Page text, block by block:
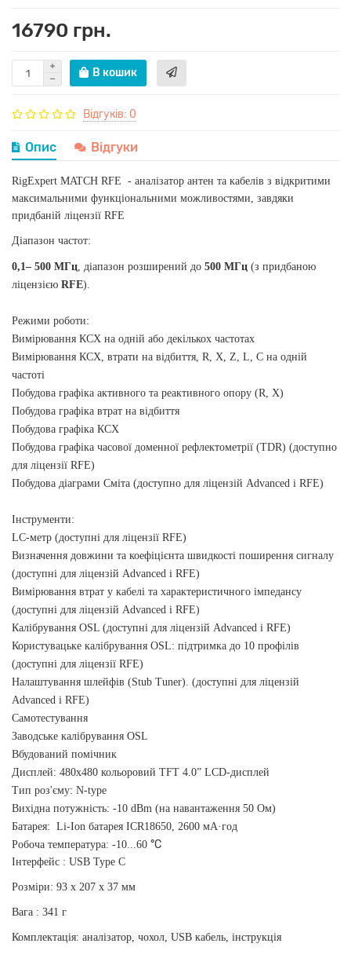
16790 грн.
В кошик
Відгуків: 0
Опис Відгуки
RigExpert MATCH RFE - аналізатор антен та кабелів з відкритими
максимальними функціональними можливостями, завдяки
придбаній ліцензії RFE
Діапазон частот:
0,1– 500 МГц, діапазон розширений до 500 МГц (з придбаною
ліцензією RFE).
Режими роботи:
Вимірювання КСХ на одній або декількох частотах
Вимірювання КСХ, втрати на відбиття, R, X, Z, L, C на одній
частоті
Побудова графіка активного та реактивного опору (R, X)
Побудова графіка втрат на відбиття
Побудова графіка КСХ
Побудова графіка часової доменної рефлектометрії (TDR) (доступно
для ліцензії RFE)
Побудова діаграми Сміта (доступно для ліцензій Advanced і RFE)
Інструменти:
LC-метр (доступні для ліцензії RFE)
Визначення довжини та коефіцієнта швидкості поширення сигналу
(доступні для ліцензій Advanced і RFE)
Вимірювання втрат у кабелі та характеристичного імпедансу
(доступні для ліцензій Advanced і RFE)
Калібрування OSL (доступні для ліцензій Advanced і RFE)
Користувацьке калібрування OSL: підтримка до 10 профілів
(доступні для ліцензії RFE)
Налаштування шлейфів (Stub Tuner). (доступні для ліцензій
Advanced і RFE)
Самотестування
Заводське калібрування OSL
Вбудований помічник
Дисплей: 480x480 кольоровий TFT 4.0” LCD-дисплей
Тип роз'єму: N-type
Вихідна потужність: -10 dBm (на навантаження 50 Ом)
Батарея: Li-Ion батарея ICR18650, 2600 мА·год
Робоча температура: -10...60 °C
Інтерфейс : USB Type C
Розміри: 93 x 207 x 37 мм
Вага : 341 г
Комплектація: аналізатор, чохол, USB кабель, інструкція